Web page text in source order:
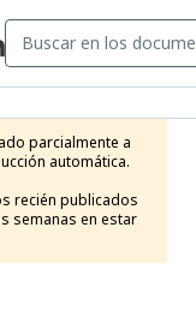
parcialmente a
automática.
recién publicados
semanas en estar